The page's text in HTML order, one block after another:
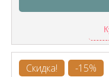
Скидка! -15%